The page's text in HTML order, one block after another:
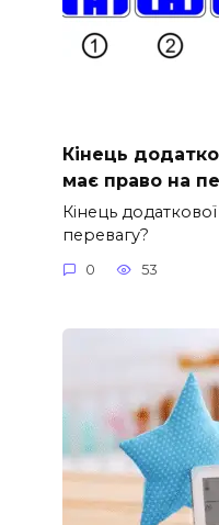
Кінець
має право на
Кінець
перевагу?
0 53